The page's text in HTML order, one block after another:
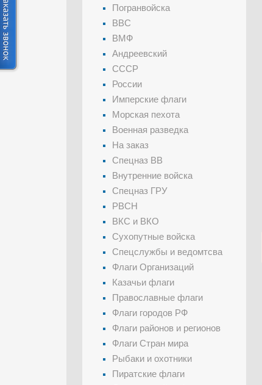
Погранвойска
ВВС
ВМФ
Андреевский
СССР
России
Имперские флаги
Морская пехота
Военная разведка
На заказ
Спецназ ВВ
Внутренние войска
Спецназ ГРУ
РВСН
ВКС и ВКО
Сухопутные войска
Спецслужбы и ведомтсва
Флаги Организаций
Казачьи флаги
Православные флаги
Флаги городов РФ
Флаги районов и регионов
Флаги Стран мира
Рыбаки и охотники
Пиратские флаги